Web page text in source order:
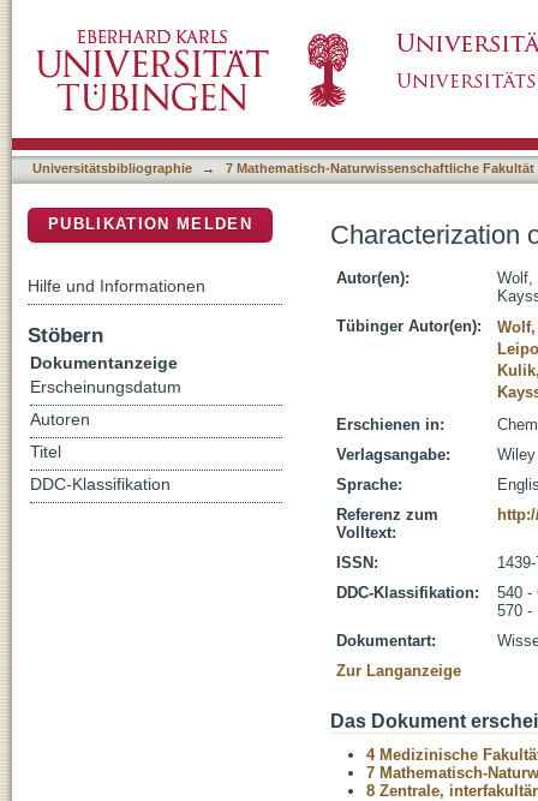
Universitätsbibliographie → 7 Mathematisch-Naturwissenschaftliche Fakultät
Characterization
Autor(en):
Wolf,
Tübinger Autor(en):
Erschienen in:
Verlagsangabe:
Sprache:
Referenz zum
Volltext:
ISSN:
DDC-Klassifikation:
540 -
570 -
Dokumentart:
Zur Langanzeige
Das Dokument
4 Medizinische
7 Mathematisch-
8 Zentrale,
PUBLIKATION MELDEN
Hilfe und Informationen
Stöbern
Dokumentanzeige
Erscheinungsdatum
Autoren
Titel
DDC-Klassifikation